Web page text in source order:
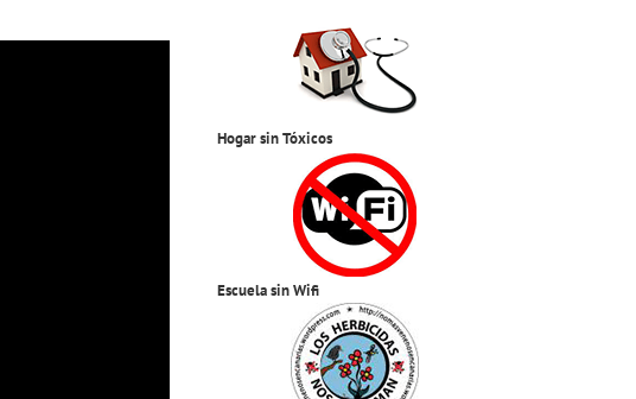
Hogar sin Tóxicos
Escuela sin Wifi